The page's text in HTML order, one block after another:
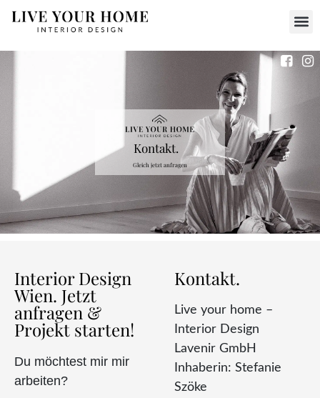
Kontakt.
Gleich jetzt anfragen
Interior Design
Wien. Jetzt
anfragen &
Projekt starten!
Du möchtest mir mir
arbeiten?
Kontakt.
Live your home –
Interior Design
Lavenir GmbH
Inhaberin: Stefanie
Szöke